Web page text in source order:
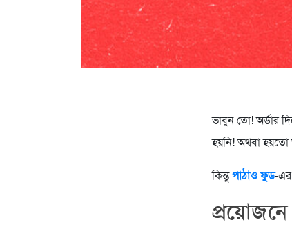
ভাবুন তো! অর্ডার
হয়নি! অথবা হয়তো
কিন্তুপাঠাও ফুড-এর